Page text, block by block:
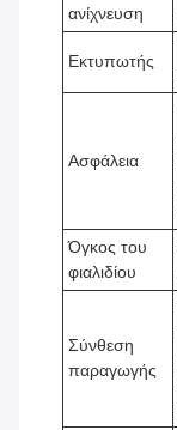
ανίχνευση
Εκτυπωτής
Ασφάλεια
Όγκος του
φιαλιδίου
Σύνθεση
παραγωγής